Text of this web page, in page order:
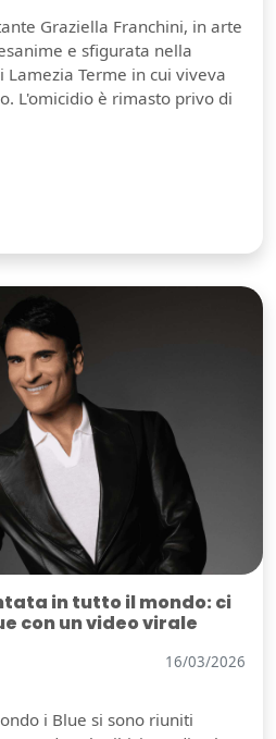
Graziella Franchini, in arte
e sfigurata nella
Terme in cui viveva
L'omicidio è rimasto privo di
in tutto il mondo: ci
con un video virale
16/03/2026
i Blue si sono riuniti